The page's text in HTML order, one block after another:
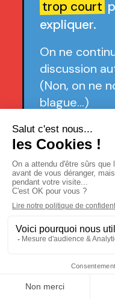
trop court
expliquer.
On ne
discussion
(Non, on ne
blague…)